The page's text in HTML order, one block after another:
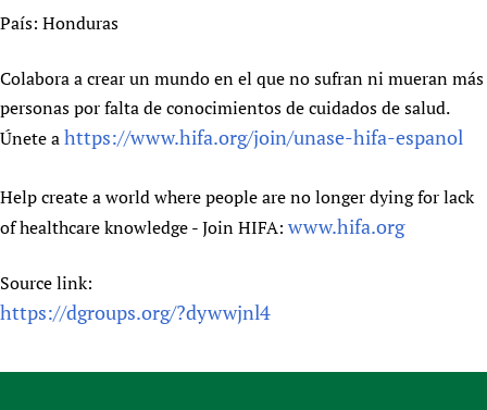
País: Honduras
Colabora a crear un mundo en el que no sufran ni mueran más
personas por falta de conocimientos de cuidados de salud.
Únete ahttps://www.hifa.org/join/unase-hifa-espanol
Help create a world where people are no longer dying for lack
of healthcare knowledge - Join HIFA: www.hifa.org
Source link:
https://dgroups.org/?dywwjnl4